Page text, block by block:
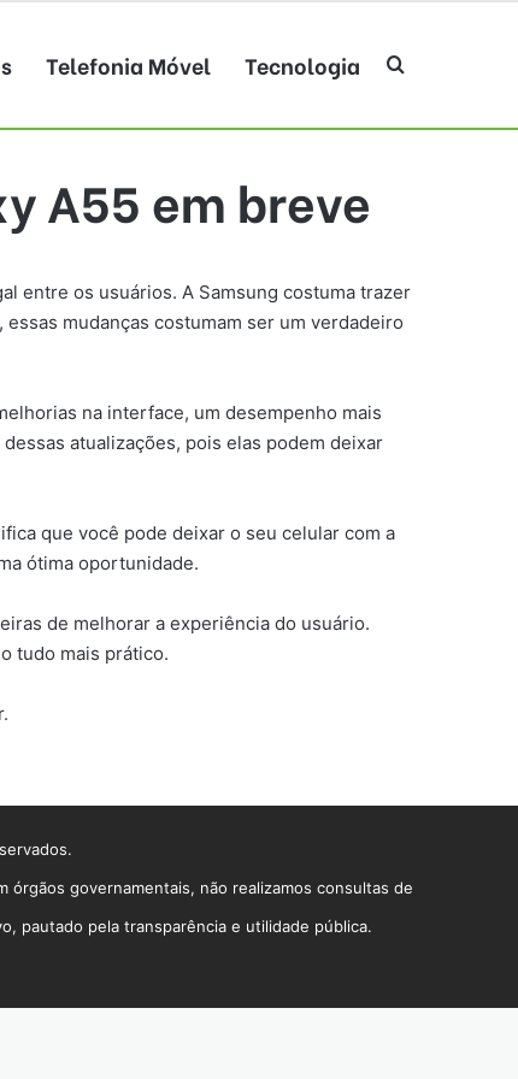
Telefonia Móvel Tecnologia Procurar por
A55 em breve
entre os usuários. A Samsung costuma trazer
mudanças costumam ser um verdadeiro
na interface, um desempenho mais
atualizações, pois elas podem deixar
que você pode deixar o seu celular com a
ótima oportunidade.
de melhorar a experiência do usuário.
tudo mais prático.
governamentais, não realizamos consultas de
pautado pela transparência e utilidade pública.